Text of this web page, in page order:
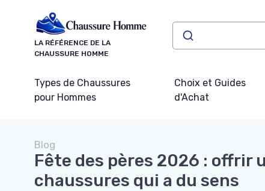
LA RÉFÉRENCE DE LA
CHAUSSURE HOMME
Types de Chaussures
pour Hommes
Choix et Guides
d'Achat
Blog
Fête des pères 2026 : offrir
chaussures qui a du sens